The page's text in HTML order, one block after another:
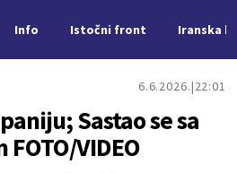
Info Istočni front Iranska
6.6.2026. 22:01
Sastao se sa
VIDEO